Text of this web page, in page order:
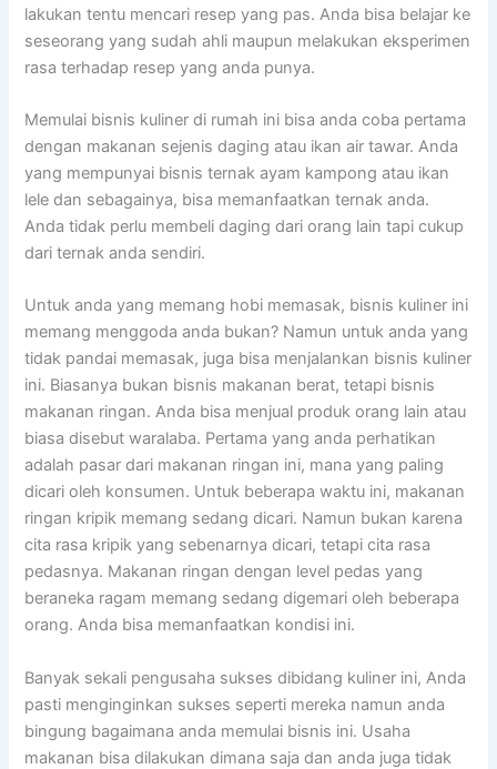
lakukan tentu mencari resep yang pas. Anda bisa belajar ke
seseorang yang sudah ahli maupun melakukan eksperimen
rasa terhadap resep yang anda punya.
Memulai bisnis kuliner di rumah ini bisa anda coba pertama
dengan makanan sejenis daging atau ikan air tawar. Anda
yang mempunyai bisnis ternak ayam kampong atau ikan
lele dan sebagainya, bisa memanfaatkan ternak anda.
Anda tidak perlu membeli daging dari orang lain tapi cukup
dari ternak anda sendiri.
Untuk anda yang memang hobi memasak, bisnis kuliner ini
memang menggoda anda bukan? Namun untuk anda yang
tidak pandai memasak, juga bisa menjalankan bisnis kuliner
ini. Biasanya bukan bisnis makanan berat, tetapi bisnis
makanan ringan. Anda bisa menjual produk orang lain atau
biasa disebut waralaba. Pertama yang anda perhatikan
adalah pasar dari makanan ringan ini, mana yang paling
dicari oleh konsumen. Untuk beberapa waktu ini, makanan
ringan kripik memang sedang dicari. Namun bukan karena
cita rasa kripik yang sebenarnya dicari, tetapi cita rasa
pedasnya. Makanan ringan dengan level pedas yang
beraneka ragam memang sedang digemari oleh beberapa
orang. Anda bisa memanfaatkan kondisi ini.
Banyak sekali pengusaha sukses dibidang kuliner ini, Anda
pasti menginginkan sukses seperti mereka namun anda
bingung bagaimana anda memulai bisnis ini. Usaha
makanan bisa dilakukan dimana saja dan anda juga tidak